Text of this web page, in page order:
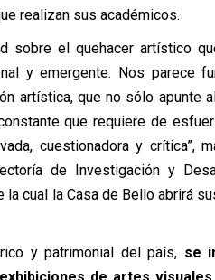
realizan sus académicos.
sobre el quehacer artístico
y emergente. Nos parece
artística, que no sólo apunte
que requiere de
cuestionadora y crítica”,
de Investigación y
cual la Casa de Bello abrirá
y patrimonial del país, se